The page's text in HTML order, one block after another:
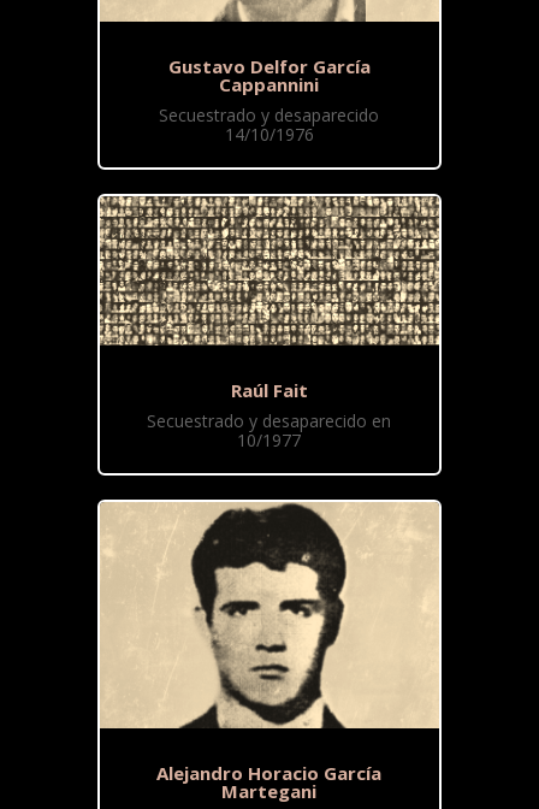
Gustavo Delfor García
Cappannini
Secuestrado y desaparecido
14/10/1976
Raúl Fait
Secuestrado y desaparecido en
10/1977
Alejandro Horacio García
Martegani